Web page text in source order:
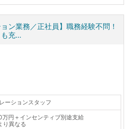
ン業務／正社員】職務経験不問！
充...
ーションスタッフ
円＋インセンティブ別途支給
り異なる